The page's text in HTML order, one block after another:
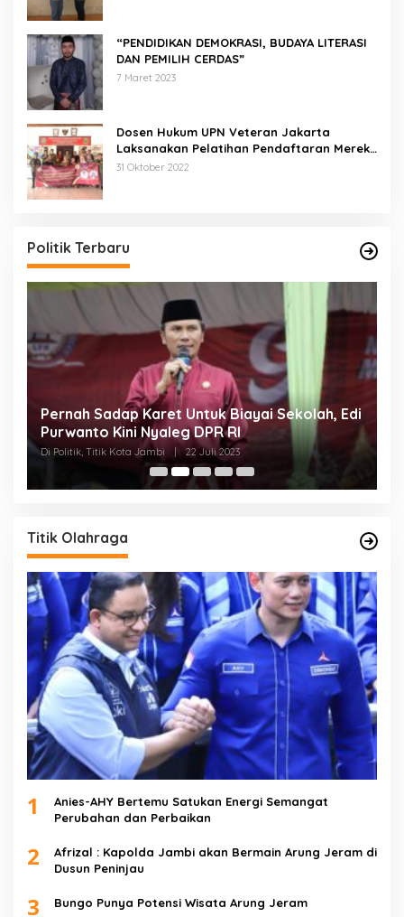
“PENDIDIKAN DEMOKRASI, BUDAYA LITERASI
DAN PEMILIH CERDAS”
7 Maret 2023
Dosen Hukum UPN Veteran Jakarta
Laksanakan Pelatihan Pendaftaran Merek
di Desa Jatisura Kabupaten Indramayu
31 Oktober 2022
Politik Terbaru
Pernah Sadap Karet Untuk Biayai Sekolah, Edi
Purwanto Kini Nyaleg DPR RI
Di Politik, Titik Kota Jambi | 22 Juli 2023
Titik Olahraga
1
Anies-AHY Bertemu Satukan Energi Semangat
Perubahan dan Perbaikan
2
Afrizal : Kapolda Jambi akan Bermain Arung Jeram di
Dusun Peninjau
3 Bungo Punya Potensi Wisata Arung Jeram